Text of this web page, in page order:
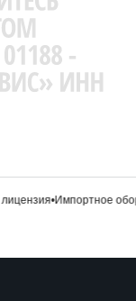
•Импортное